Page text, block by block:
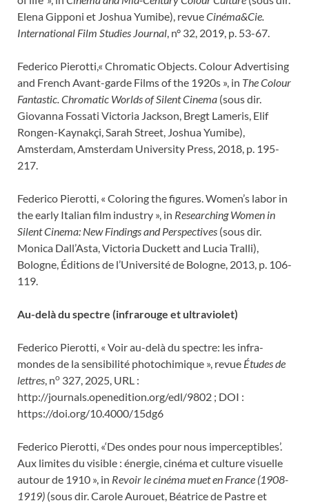
Elena Gipponi et Joshua Yumibe), revueCinéma&Cie.
International Film Studies Journal, n° 32, 2019, p. 53-67.
Federico Pierotti,« Chromatic Objects. Colour Advertising
and French Avant-garde Films of the 1920s », in The Colour
Fantastic. Chromatic Worlds of Silent Cinema (sous dir.
Giovanna Fossati Victoria Jackson, Bregt Lameris, Elif
Rongen-Kaynakçi, Sarah Street, Joshua Yumibe),
Amsterdam, Amsterdam University Press, 2018, p. 195-
217.
Federico Pierotti, « Coloring the figures. Women’s labor in
the early Italian film industry », in Researching Women in
Silent Cinema: New Findings and Perspectives (sous dir.
Monica Dall’Asta, Victoria Duckett and Lucia Tralli),
Bologne, Éditions de l’Université de Bologne, 2013, p. 106-
119.
Au-delà du spectre (infrarouge et ultraviolet)
Federico Pierotti, « Voir au-delà du spectre: les infra-
mondes de la sensibilité photochimique », revue Études de
lettres, no 327, 2025, URL :
http://journals.openedition.org/edl/9802 ; DOI :
https://doi.org/10.4000/15dg6
Federico Pierotti, «‘Des ondes pour nous imperceptibles’.
Aux limites du visible : énergie, cinéma et culture visuelle
autour de 1910 », in Revoir le cinéma muet en France (1908-
1919) (sous dir. Carole Aurouet, Béatrice de Pastre et